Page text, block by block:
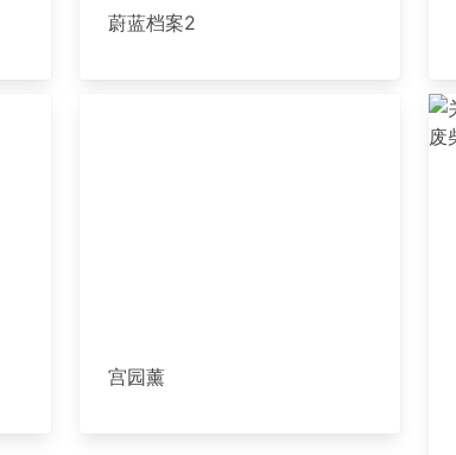
蔚蓝档案2
宫园薰